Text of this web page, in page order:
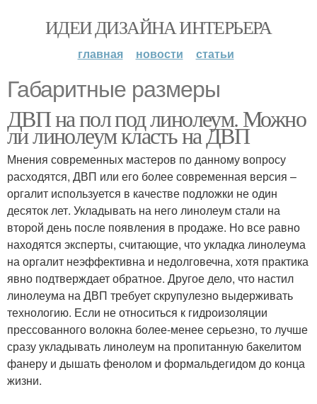
ИДЕИ ДИЗАЙНА ИНТЕРЬЕРА
главная новости статьи
Габаритные размеры
ДВП на пол под линолеум. Можно
ли линолеум класть на ДВП
Мнения современных мастеров по данному вопросу
расходятся, ДВП или его более современная версия –
оргалит используется в качестве подложки не один
десяток лет. Укладывать на него линолеум стали на
второй день после появления в продаже. Но все равно
находятся эксперты, считающие, что укладка линолеума
на оргалит неэффективна и недолговечна, хотя практика
явно подтверждает обратное. Другое дело, что настил
линолеума на ДВП требует скрупулезно выдерживать
технологию. Если не относиться к гидроизоляции
прессованного волокна более-менее серьезно, то лучше
сразу укладывать линолеум на пропитанную бакелитом
фанеру и дышать фенолом и формальдегидом до конца
жизни.